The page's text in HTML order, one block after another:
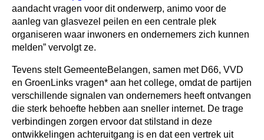
aandacht vragen voor dit onderwerp, animo voor de
aanleg van glasvezel peilen en een centrale plek
organiseren waar inwoners en ondernemers zich kunnen
melden” vervolgt ze.
Tevens stelt GemeenteBelangen, samen met D66, VVD
en GroenLinks vragen* aan het college, omdat de partijen
verschillende signalen van ondernemers heeft ontvangen
die sterk behoefte hebben aan sneller internet. De trage
verbindingen zorgen ervoor dat stilstand in deze
ontwikkelingen achteruitgang is en dat een vertrek uit